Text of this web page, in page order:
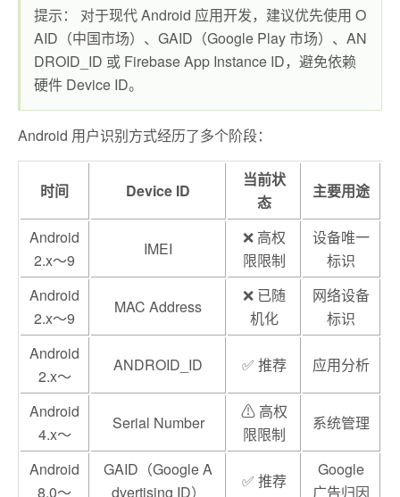
提示： 对于现代 Android 应用开发，建议优先使用 O
AID（中国市场）、GAID（Google Play 市场）、AN
DROID_ID 或 Firebase App Instance ID，避免依赖
硬件 Device ID。
Android 用户识别方式经历了多个阶段：
时间 Device ID
当前状
态
主要用途
Android
2.x～9
IMEI
❌ 高权
限限制
设备唯一
标识
Android
2.x～9
MAC Address
❌ 已随
机化
网络设备
标识
Android
2.x～
ANDROID_ID ✅ 推荐 应用分析
Android
4.x～
Serial Number
⚠ 高权
限限制
系统管理
Android
8.0～
GAID（Google A
dvertising ID）
✅ 推荐
Google
广告归因